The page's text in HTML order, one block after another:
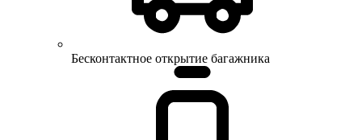
Бесконтактное открытие багажника